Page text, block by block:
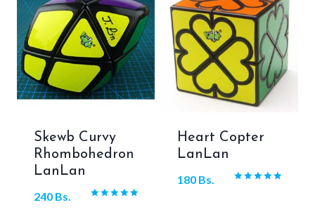
Skewb Curvy
Rhombohedron
LanLan
240 Bs.
Heart Copter
LanLan
180 Bs.